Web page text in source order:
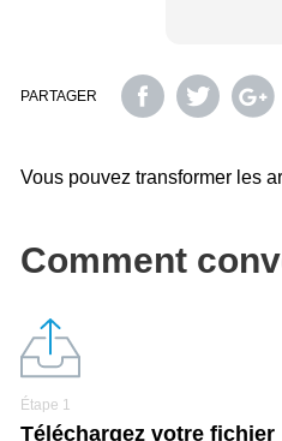
PARTAGER
Vous pouvez transformer les
Comment
Étape 1
Téléchargez votre fichier